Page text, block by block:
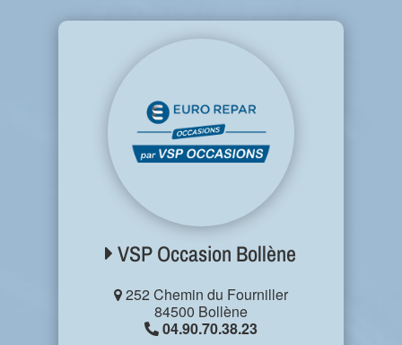
VSP Occasion Bollène
252 Chemin du Fourniller
84500 Bollène
04.90.70.38.23